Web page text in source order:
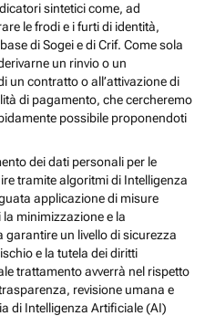
sintetici come, ad
le frodi e i furti di identità,
di Sogei e di Crif. Come sola
un rinvio o un
un contratto o all’attivazione di
di pagamento, che cercheremo
possibile proponendoti
dei dati personali per le
tramite algoritmi di Intelligenza
applicazione di misure
minimizzazione e la
garantire un livello di sicurezza
e la tutela dei diritti
trattamento avverrà nel rispetto
revisione umana e
di Intelligenza Artificiale (AI)